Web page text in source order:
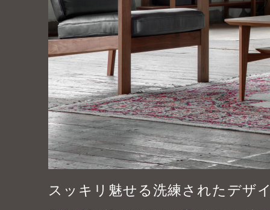
スッキリ魅せる洗練されたデザ